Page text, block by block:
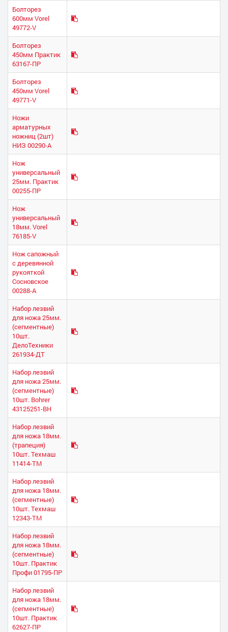
Болторез
600мм Vorel
49772-V
Болторез
450мм Практик
63167-ПР
Болторез
450мм Vorel
49771-V
Ножи
арматурных
ножниц (2шт)
НИЗ 00290-А
Нож
универсальный
25мм. Практик
00255-ПР
Нож
универсальный
18мм. Vorel
76185-V
Нож сапожный
с деревянной
рукояткой
Сосновское
00288-А
Набор лезвий
для ножа 25мм.
(сегментные)
10шт.
ДелоТехники
261934-ДТ
Набор лезвий
для ножа 25мм.
(сегментные)
10шт. Bohrer
43125251-BH
Набор лезвий
для ножа 18мм.
(трапеция)
10шт. Техмаш
11414-ТМ
Набор лезвий
для ножа 18мм.
(сегментные)
10шт. Техмаш
12343-ТМ
Набор лезвий
для ножа 18мм.
(сегментные)
10шт. Практик
Профи 01795-ПР
Набор лезвий
для ножа 18мм.
(сегментные)
10шт. Практик
62627-ПР